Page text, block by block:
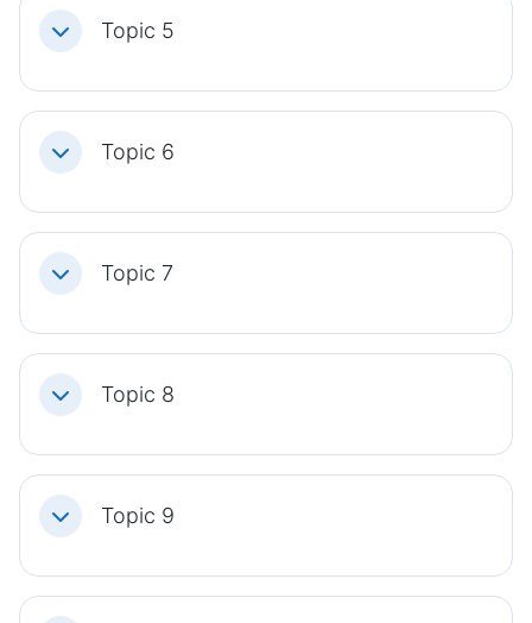
Einklappen
Topic 5
Einklappen
Topic 6
Einklappen
Topic 7
Einklappen
Topic 8
Einklappen
Topic 9